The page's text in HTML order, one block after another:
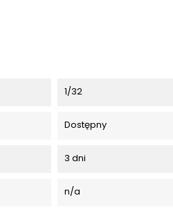
1/32
Dostępny
3 dni
n/a